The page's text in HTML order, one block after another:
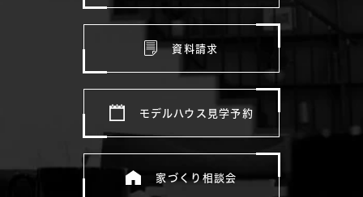
資料請求
モデルハウス見学予約
家づくり相談会